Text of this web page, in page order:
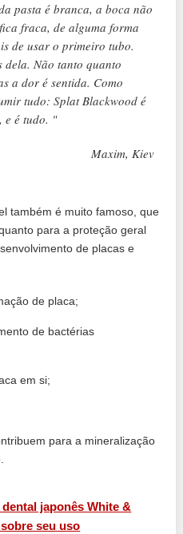
pasta é branca, a boca não
fraca, de alguma forma
de usar o primeiro tubo.
dela. Não tanto quanto
a dor é sentida. Como
tudo: Splat Blackwood é
e é tudo. "
Maxim, Kiev
também é muito famoso, que
para a proteção geral
de placas e
de placa;
de bactérias
em si;
para a mineralização
dental japonês White &
seu uso